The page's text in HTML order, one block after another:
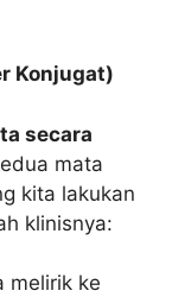
Konjugat)
secara
mata
kita lakukan
klinisnya:
melirik ke